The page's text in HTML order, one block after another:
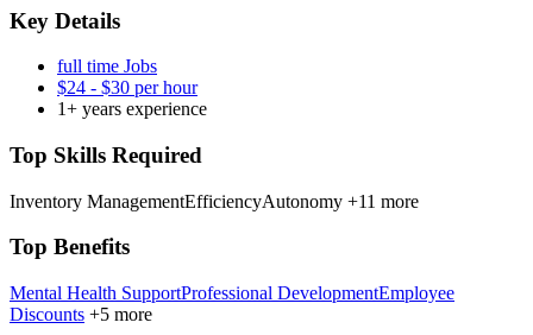
Key Details
full time Jobs
$24 - $30 per hour
1+ years experience
Top Skills Required
Inventory ManagementEfficiencyAutonomy +11 more
Top Benefits
Mental Health SupportProfessional DevelopmentEmployee
Discounts +5 more